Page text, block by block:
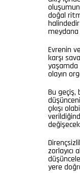
doğal
meydana
Evrenin
karşı
yaşamda
olayın
Bu geçiş,
çıkışı
zorlayıcı
yere